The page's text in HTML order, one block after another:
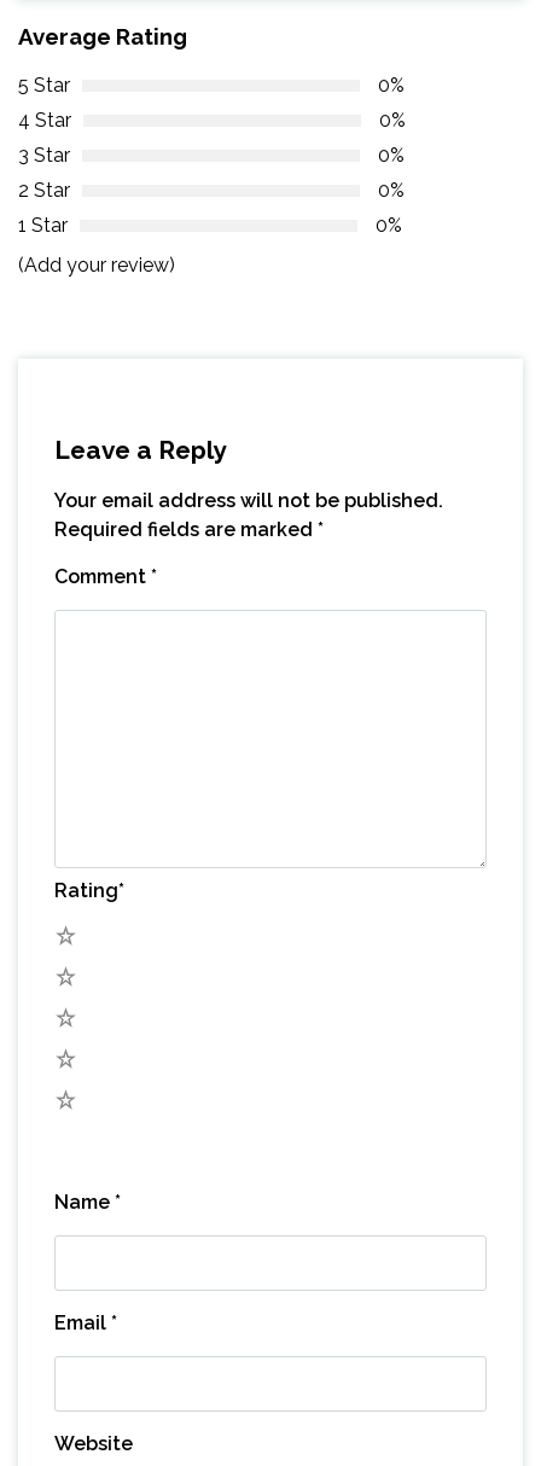
Average Rating
5 Star
0%
4 Star
0%
3 Star
0%
2 Star
0%
1 Star
0%
(Add your review)
Leave a Reply
Your email address will not be published.
Required fields are marked *
Comment *
Rating*
Name *
Email *
Website